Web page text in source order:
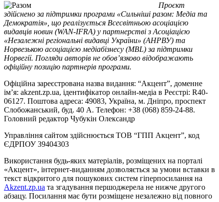
Проєкт
здійснено за підтримки програми «Сильніші разом: Медіа та
Демократія», що реалізується Всесвітньою асоціацією
видавців новин (WAN-IFRA) у партнерстві з Асоціацією
«Незалежні регіональні видавці України» (АНРВУ) та
Норвезькою асоціацією медіабізнесу (MBL) за підтримки
Норвегії. Погляди авторів не обов’язково відображають
офіційну позицію партнерів програми.
Офіційна зареєстрована назва видання: “Акцент”, доменне
ім’я: akzent.zp.ua, ідентифікатор онлайн-медіа в Реєстрі: R40-
06127. Поштова адреса: 49083, Україна, м. Дніпро, проспект
Слобожанський, буд. 40 А. Телефон: +38 (068) 859-24-88.
Головний редактор Чубукін Олександр
Управління сайтом здійснюється ТОВ “ГПП Акцент”, код
ЄДРПОУ 39404303
Використання будь-яких матеріалів, розміщених на порталі
«Акцент», інтернет-виданням дозволяється за умови вставки в
текст відкритого для пошукових систем гіперпосилання на
Akzent.zp.ua та згадування першоджерела не нижче другого
абзацу. Посилання має бути розміщене незалежно від повного